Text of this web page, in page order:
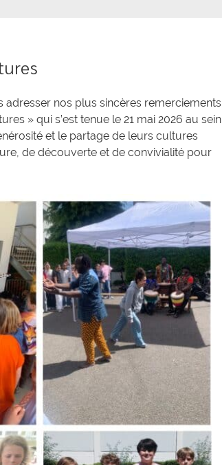
adresser nos plus sincères remerciements
» qui s’est tenue le 21 mai 2026 au sein
et le partage de leurs cultures
de découverte et de convivialité pour